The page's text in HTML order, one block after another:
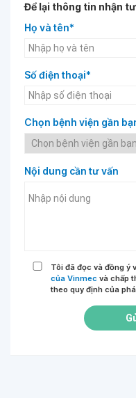
Để lại thông tin nhận
Họ và tên*
Số điện thoại*
Chọn bệnh viện gần
Nội dung cần tư vấn
Tôi đã đọc và đồng ý
của Vinmec và chấp
theo quy định của